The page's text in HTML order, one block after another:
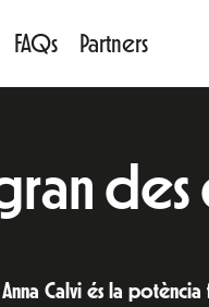
FAQs Partners
Anna Calvi és la potència